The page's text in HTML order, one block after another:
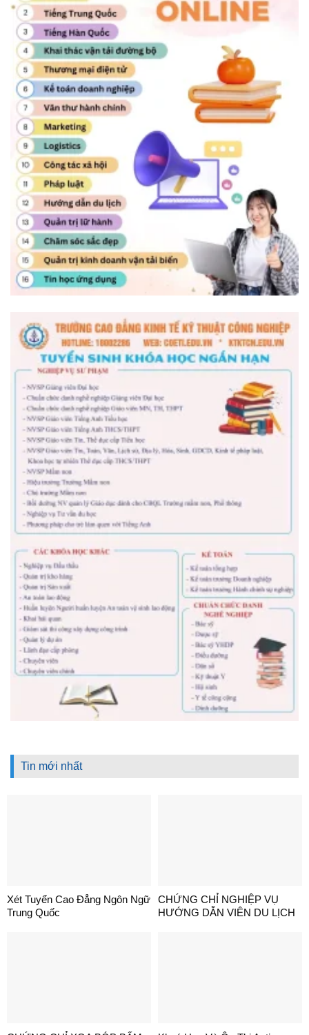
Tin mới nhất
Xét Tuyển Cao Đẳng Ngôn Ngữ
Trung Quốc
CHỨNG CHỈ NGHIỆP VỤ
HƯỚNG DẪN VIÊN DU LỊCH